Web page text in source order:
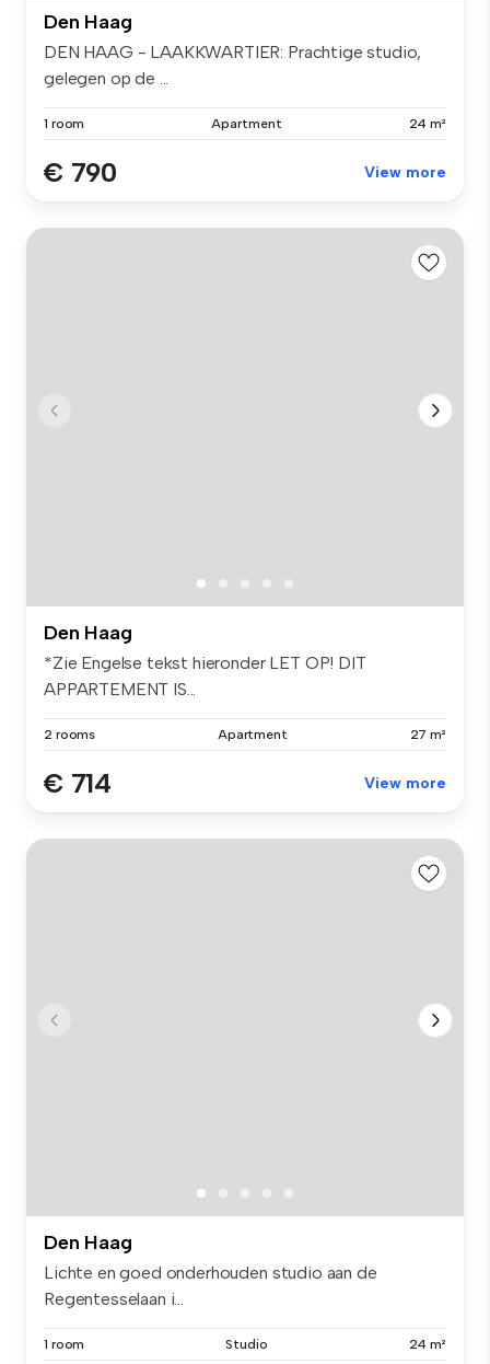
Den Haag
DEN HAAG - LAAKKWARTIER: Prachtige studio,
gelegen op de ...
1 room Apartment 24 m²
€ 790 View more
Den Haag
*Zie Engelse tekst hieronder LET OP! DIT
APPARTEMENT IS...
2 rooms Apartment 27 m²
€ 714 View more
Den Haag
Lichte en goed onderhouden studio aan de
Regentesselaan i...
1 room Studio 24 m²